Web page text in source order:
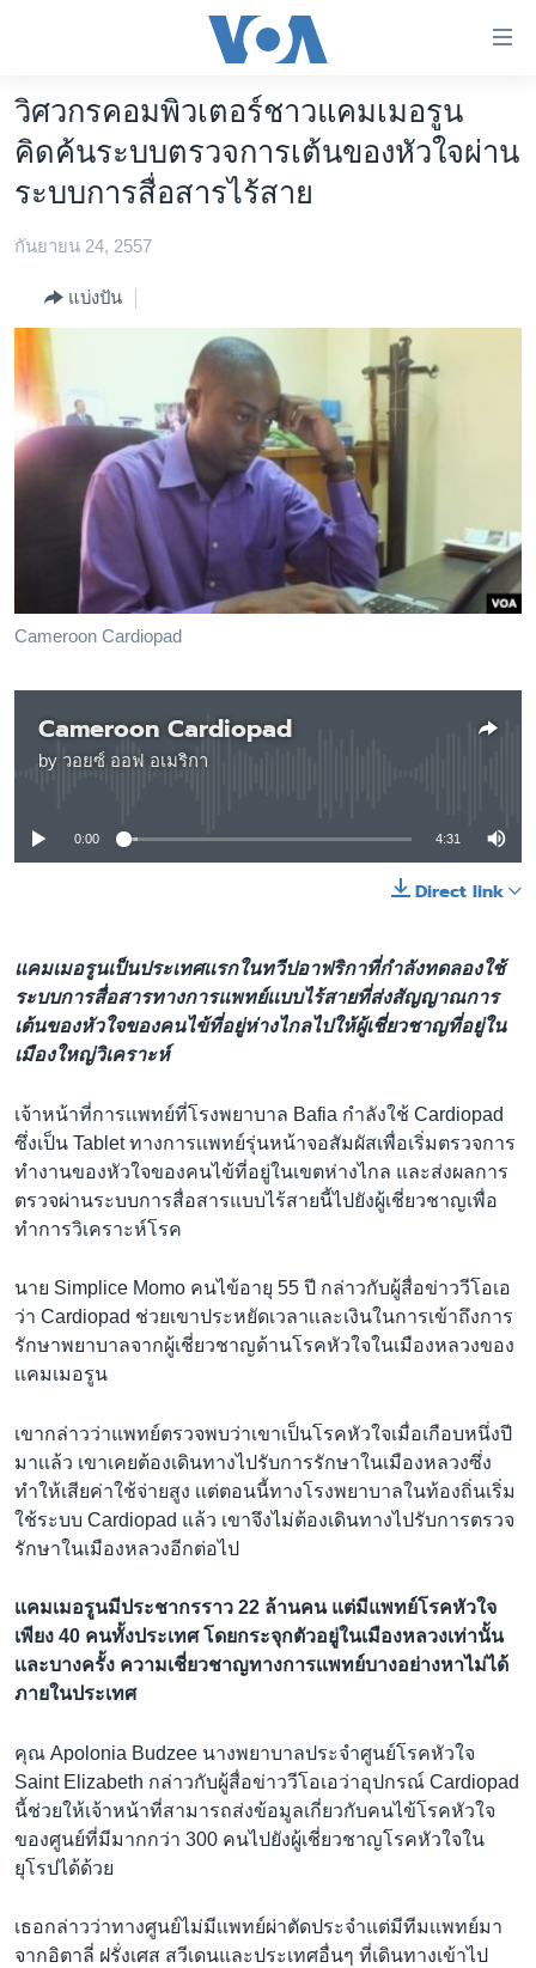
ต่อ
ข้าม
ไป
เนื้อหา
ข้าม
ข้าม
ไป
การ
ค้นหา
หน้าหลัก
โลก
เอเชีย
สหรัฐฯ
ไทย
ธุรกิจ
วิทยาศาสตร์
สังคมและสุขภาพ
ไลฟ์สไตล์
ตรวจสอบข่าว
เรียนรู้ภาษาอังกฤษ
พอดคาสต์
เลือกภาษา
วิศวกรคอมพิวเตอร์ชาวแคมเมอรูน
คิดค้นระบบตรวจการเต้นของหัวใจผ่าน
ระบบการสื่อสารไร้สาย
กันยายน 24, 2557
แบ่งปัน
Cameroon Cardiopad
Cameroon Cardiopad
by วอยซ์ ออฟ อเมริกา
No media source currently available
0:00 4:31
Direct link
เเคมเมอรูนเป็นประเทศเเรกในทวีปอาฟริกาที่กำลังทดลองใช้
ระบบการสื่อสารทางการแพทย์เเบบไร้สายที่ส่งสัญญาณการ
เต้นของหัวใจของคนไข้ที่อยู่ห่างไกลไปให้ผู้เชี่ยวชาญที่อยู่ใน
เมืองใหญ่วิเคราะห์
เจ้าหน้าที่การเเพทย์ที่โรงพยาบาล Bafia กำลังใช้ Cardiopad
ซึ่งเป็น Tablet ทางการเเพทย์รุ่นหน้าจอสัมผัสเพื่อเริ่มตรวจการ
ทำงานของหัวใจของคนไข้ที่อยู่ในเขตห่างไกล และส่งผลการ
ตรวจผ่านระบบการสื่อสารแบบไร้สายนี้ไปยังผู้เชี่ยวชาญเพื่อ
ทำการวิเคราะห์โรค
นาย Simplice Momo คนไข้อายุ 55 ปี กล่าวกับผู้สื่อข่าววีโอเอ
ว่า Cardiopad ช่วยเขาประหยัดเวลาเเละเงินในการเข้าถึงการ
รักษาพยาบาลจากผู้เชี่ยวชาญด้านโรคหัวใจในเมืองหลวงของ
เเคมเมอรูน
เขากล่าวว่าแพทย์ตรวจพบว่าเขาเป็นโรคหัวใจเมื่อเกือบหนึ่งปี
มาเเล้ว เขาเคยต้องเดินทางไปรับการรักษาในเมืองหลวงซึ่ง
ทำให้เสียค่าใช้จ่ายสูง เเต่ตอนนี้ทางโรงพยาบาลในท้องถิ่นเริ่ม
ใช้ระบบ Cardiopad แล้ว เขาจึงไม่ต้องเดินทางไปรับการตรวจ
รักษาในเมืองหลวงอีกต่อไป
เเคมเมอรูนมีประชากรราว 22 ล้านคน แต่มีแพทย์โรคหัวใจ
เพียง 40 คนทั้งประเทศ โดยกระจุกตัวอยู่ในเมืองหลวงเท่านั้น
เเละบางครั้ง ความเชี่ยวชาญทางการเเพทย์บางอย่างหาไม่ได้
ภายในประเทศ
คุณ Apolonia Budzee นางพยาบาลประจำศูนย์โรคหัวใจ
Saint Elizabeth กล่าวกับผู้สื่อข่าววีโอเอว่าอุปกรณ์ Cardiopad
นี้ช่วยให้เจ้าหน้าที่สามารถส่งข้อมูลเกี่ยวกับคนไข้โรคหัวใจ
ของศูนย์ที่มีมากกว่า 300 คนไปยังผู้เชี่ยวชาญโรคหัวใจใน
ยุโรปได้ด้วย
เธอกล่าวว่าทางศูนย์ไม่มีเเพทย์ผ่าตัดประจำแต่มีทีมเเพทย์มา
จากอิตาลี่ ฝรั่งเศส สวีเดนและประเทศอื่นๆ ที่เดินทางเข้าไป